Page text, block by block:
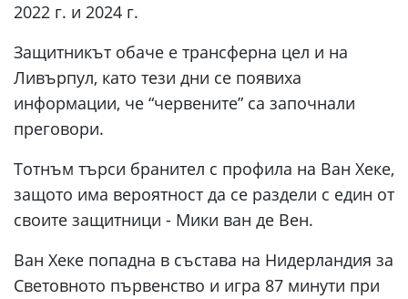
2022 г. и 2024 г.
Защитникът обаче е трансферна цел и на
Ливърпул, като тези дни се появиха
информации, че “червените” са започнали
преговори.
Тотнъм търси бранител с профила на Ван Хеке,
защото има вероятност да се раздели с един от
своите защитници - Мики ван де Вен.
Ван Хеке попадна в състава на Нидерландия за
Световното първенство и игра 87 минути при